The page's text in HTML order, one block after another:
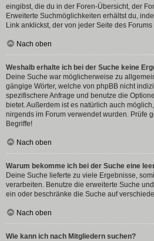
eingibst, die du in der Foren-Übersicht, der
Erweiterte Suchmöglichkeiten erhältst du,
Link anklickst, der von jeder Seite des
Nach oben
Weshalb erhalte ich bei der Suche keine
Deine Suche war möglicherweise zu
gängige Wörter, welche von phpBB nicht
spezifischere Anfrage und benutze die
bietet. Außerdem ist es natürlich auch
nirgends im Forum verwendet wurden. Prüfe
Begriffe!
Nach oben
Warum bekomme ich bei der Suche eine
Deine Suche lieferte zu viele Ergebnisse,
verarbeiten. Benutze die erweiterte Suche
ein oder beschränke die Suche auf
Nach oben
Wie kann ich nach Mitgliedern suchen?